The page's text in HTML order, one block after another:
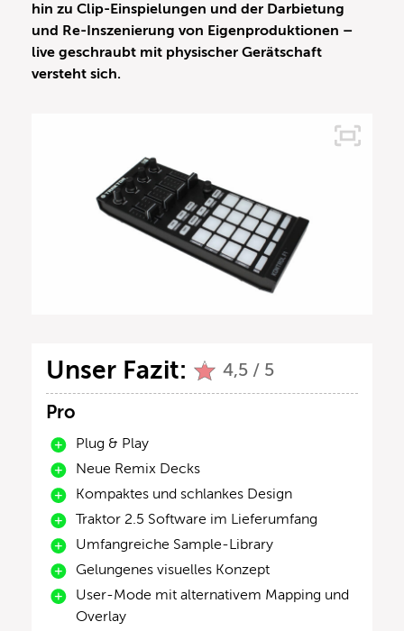
hin zu Clip-Einspielungen und der Darbietung
und Re-Inszenierung von Eigenproduktionen –
live geschraubt mit physischer Gerätschaft
versteht sich.
Unser Fazit: 4,5 / 5
Pro
Plug & Play
Neue Remix Decks
Kompaktes und schlankes Design
Traktor 2.5 Software im Lieferumfang
Umfangreiche Sample-Library
Gelungenes visuelles Konzept
User-Mode mit alternativem Mapping und
Overlay